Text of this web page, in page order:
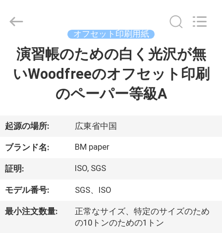
へ
品
わ
た
し
GUANGZHOU
BMPAPER
CO.,LTD.
Rights
Reserved.
オフセット印刷用紙
演習帳のための白く光沢が無
いWoodfreeのオフセット印刷
のペーパー等級A
起源の場所: 広東省中国
ブランド名: BM paper
証明: ISO, SGS
モデル番号: SGS、ISO
最小注文数量:
正常なサイズ、特定のサイズのため
の10トンのための1トン